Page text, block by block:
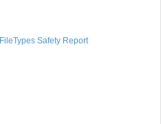
FileTypes Safety Report